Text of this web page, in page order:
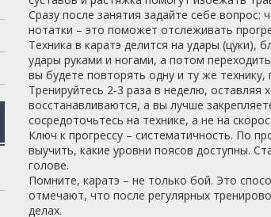
Сразу после занятия задайте себе
нотатки – это поможет отслеживать
Техника в каратэ делится на удары (цуки),
удары руками и ногами, а потом
вы будете повторять одну и ту же
Тренируйтесь 2‑3 раза в неделю,
восстанавливаются, а вы лучше
сосредоточьтесь на технике, а не на
Ключ к прогрессу – систематичность. По
выучить, какие уровни поясов доступны.
голове.
Помните, каратэ – не только бой. Это
отмечают, что после регулярных
делах.